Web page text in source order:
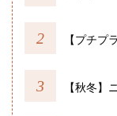
【プチプ
【秋冬】